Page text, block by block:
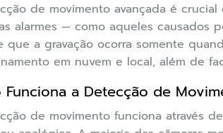
de movimento avançada é
alarmes — como aqueles causados
que a gravação ocorra somente
em nuvem e local, além de
Funciona a Detecção de
de movimento funciona através